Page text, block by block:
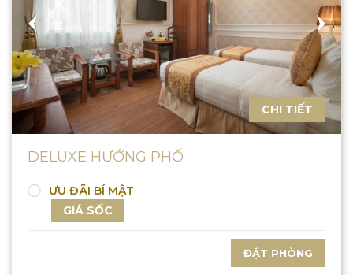
CHI TIẾT
DELUXE HƯỚNG PHỐ
ƯU ĐÃI BÍ MẬT
GIÁ SỐC
ĐẶT PHÒNG